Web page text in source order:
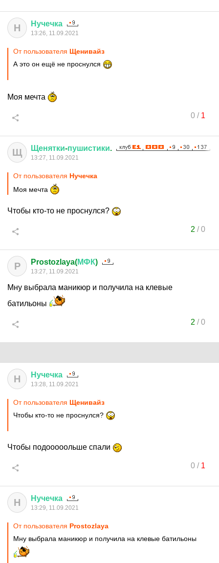
Н Нучечка
13:26, 11.09.2021
От пользователя Щенивайз
А это он ещё не проснулся
Моя мечта
0/ 1
Щ Щенятки-пушистики.
13:27, 11.09.2021
От пользователя Нучечка
Моя мечта
Чтобы кто-то не проснулся?
2 /0
P Prostozlaya(МФК)
13:27, 11.09.2021
Мну выбрала маникюр и получила на клевые
батильоны
2 /0
Н Нучечка
13:28, 11.09.2021
От пользователя Щенивайз
Чтобы кто-то не проснулся?
Чтобы подооооольше спали
0/ 1
Н Нучечка
13:29, 11.09.2021
От пользователя Prostozlaya
Мну выбрала маникюр и получила на клевые батильоны